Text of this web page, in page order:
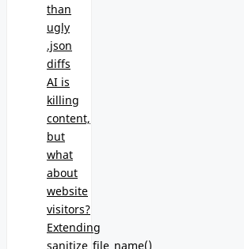
than
ugly
.json
diffs
AI is
killing
content,
but
what
about
website
visitors?
Extending
sanitize_file_name()